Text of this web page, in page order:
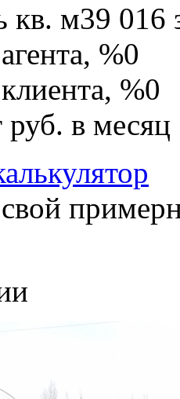
кв. м39 016
%0
%0
руб. в месяц
свой